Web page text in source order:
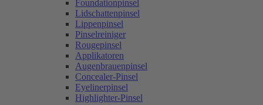
Foundationpinsel
Lidschattenpinsel
Lippenpinsel
Pinselreiniger
Rougepinsel
Applikatoren
Augenbrauenpinsel
Concealer-Pinsel
Eyelinerpinsel
Highlighter-Pinsel